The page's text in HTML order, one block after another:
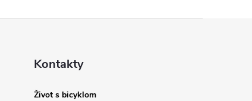
Kontakty
Život s bicyklom